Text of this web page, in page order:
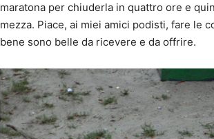
maratona per chiuderla in quattro ore e
mezza. Piace, ai miei amici podisti, fare le
bene sono belle da ricevere e da offrire.